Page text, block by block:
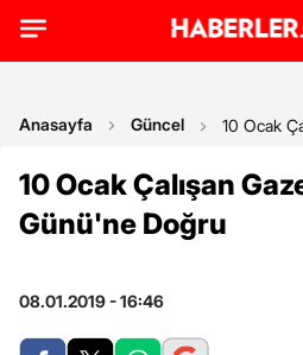
Anasayfa Güncel 10 Ocak
10 Ocak Çalışan
Günü'ne Doğru
08.01.2019 - 16:46